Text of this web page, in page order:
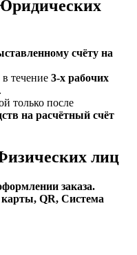
счёту на
течение 3‑х рабочих
только после
на расчётный счёт
лиц
заказа.
QR, Система